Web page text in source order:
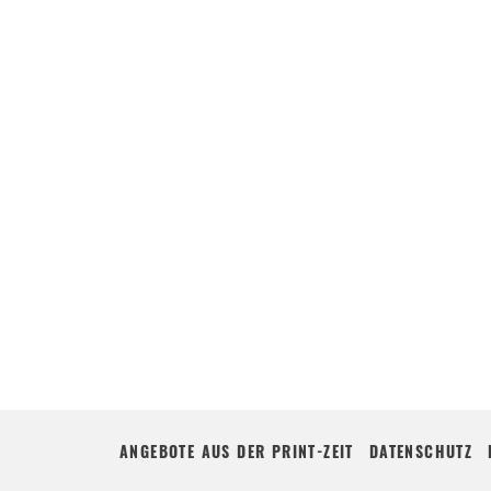
ANGEBOTE AUS DER PRINT-ZEIT DATENSCHUTZ